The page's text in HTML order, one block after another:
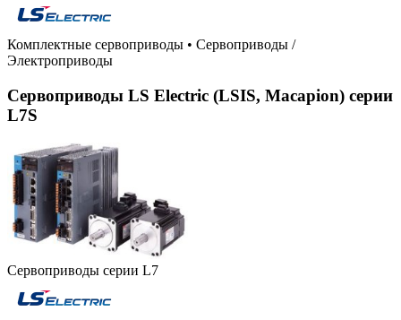
Комплектные сервоприводы • Сервоприводы /
Электроприводы
Сервоприводы LS Electric (LSIS, Macapion) серии
L7S
Сервоприводы серии L7